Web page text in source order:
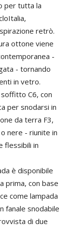
per tutta la
retrò.
ottone viene
-
- tornando
in vetro.
C6, con
per snodarsi in
da terra F3,
nere - riunite in
flessibili in
è disponibile
prima, con base
come lampada
fanale snodabile
di due